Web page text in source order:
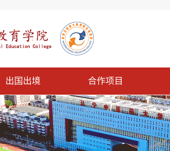
出国出境 合作项目